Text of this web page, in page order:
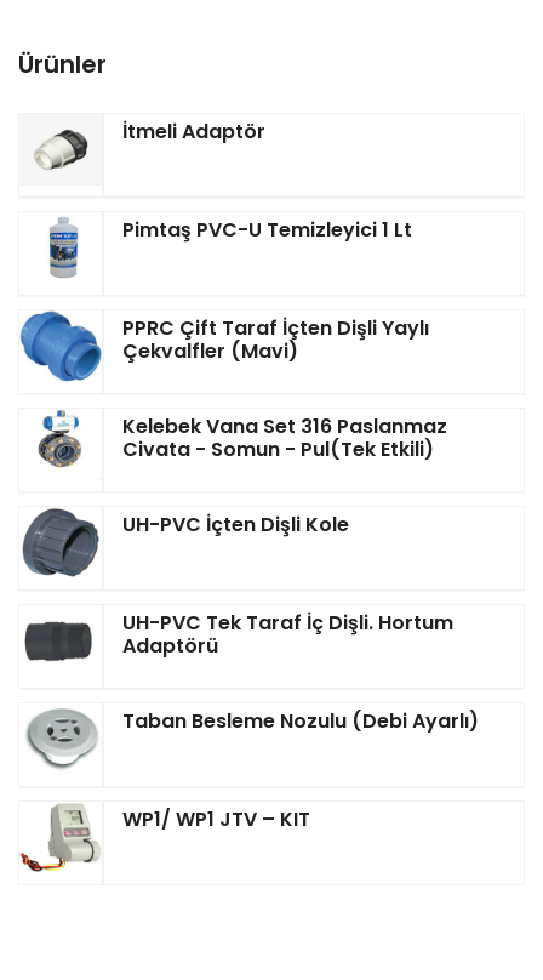
Ürünler
İtmeli Adaptör
Pimtaş PVC-U Temizleyici 1 Lt
PPRC Çift Taraf İçten Dişli Yaylı
Çekvalfler (Mavi)
Kelebek Vana Set 316 Paslanmaz
Civata - Somun - Pul(Tek Etkili)
UH-PVC İçten Dişli Kole
UH-PVC Tek Taraf İç Dişli. Hortum
Adaptörü
Taban Besleme Nozulu (Debi Ayarlı)
WP1/ WP1 JTV – KIT